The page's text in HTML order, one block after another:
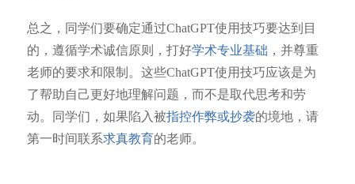
总之，同学们要确定通过ChatGPT使用技巧要达到目
的，遵循学术诚信原则，打好学术专业基础 ，并尊重
老师的要求和限制。这些ChatGPT使用技巧应该是为
了帮助自己更好地理解问题，而不是取代思考和劳
动。同学们，如果陷入被指控作弊或抄袭的境地，请
第一时间联系求真教育的老师。